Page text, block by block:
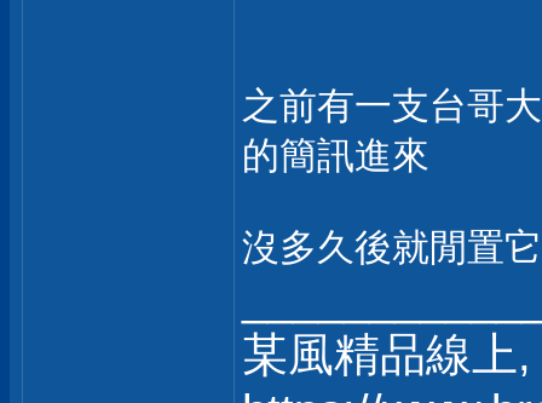
之前有一支台哥
的簡訊進來
沒多久後就閒置
某風精品線上